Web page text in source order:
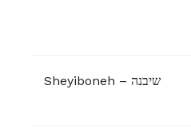
Sheyiboneh – שיבנה